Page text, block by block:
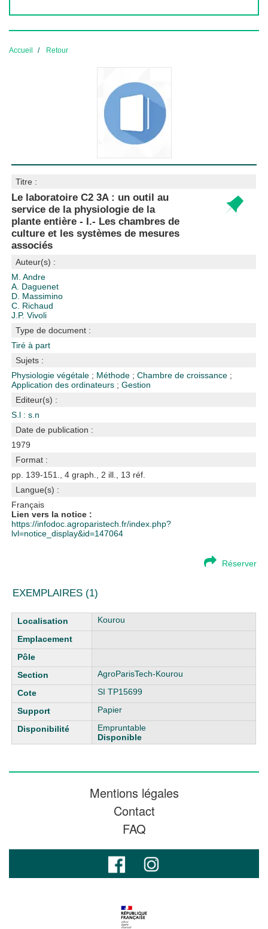
Accueil Retour
Titre :
Le laboratoire C2 3A : un outil au
service de la physiologie de la
plante entière - I.- Les chambres de
culture et les systèmes de mesures
associés
Auteur(s) :
M. Andre
A. Daguenet
D. Massimino
C. Richaud
J.P. Vivoli
Type de document :
Tiré à part
Sujets :
Physiologie végétale ; Méthode ;Chambre de croissance ;
Application des ordinateurs ;Gestion
Editeur(s) :
S.l : s.n
Date de publication :
1979
Format :
pp. 139-151., 4 graph., 2 ill., 13 réf.
Langue(s) :
Français
Lien vers la notice :
https://infodoc.agroparistech.fr/index.php?
lvl=notice_display&id=147064
Réserver
EXEMPLAIRES (1)
Liste des exemplaires Kourou
AgroParisTech-Kourou
SI TP15699
Papier
Empruntable
Disponible
Mentions légales
Contact
FAQ